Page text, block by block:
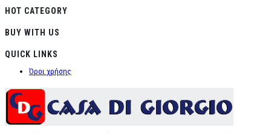
HOT CATEGORY
BUY WITH US
QUICK LINKS
Όροι χρήσης